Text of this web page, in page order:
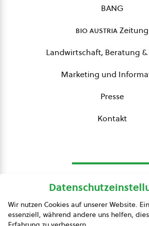
BANG
bio austriaZeitung
Landwirtschaft, Beratung
Marketing und
Presse
Kontakt
Presse
Wir nutzen Cookies auf unserer Website.
essenziell, während andere uns helfen,